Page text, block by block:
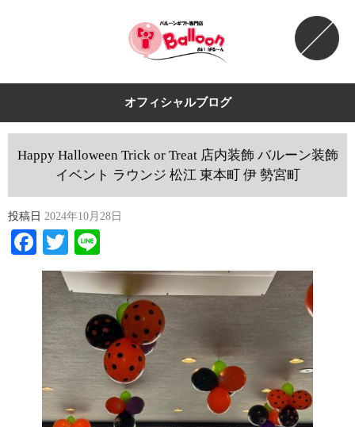
オフィシャルブログ
Happy Halloween Trick or Treat 店内装飾 バルーン装飾
イベント ラウンジ 松江 東本町 伊 勢宮町
投稿日 2024年10月28日
Facebook
Twitter